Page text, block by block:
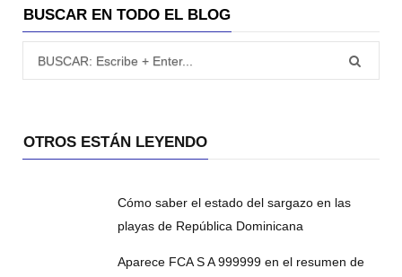
BUSCAR EN TODO EL BLOG
OTROS ESTÁN LEYENDO
Cómo saber el estado del sargazo en las
playas de República Dominicana
Aparece FCA S A 999999 en el resumen de